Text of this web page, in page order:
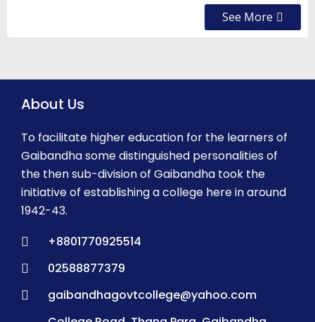
See More
About Us
To facilitate higher education for the learners of
Gaibandha some distinguished personalities of
the then sub-division of Gaibandha took the
initiative of establishing a college here in around
1942-43.
+8801770925514
02588877379
gaibandhagovtcollege@yahoo.com